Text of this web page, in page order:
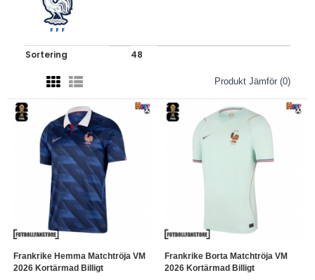
Produkt Jämför (0)
Frankrike Hemma Matchtröja VM
2026 Kortärmad Billigt
Frankrike Borta Matchtröja VM
2026 Kortärmad Billigt